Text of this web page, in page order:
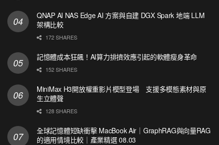
QNAP AI NAS Edge AI 方案與自建 DGX Spark 地端 LLM
架構比較
172 SHARES
記憶體成本狂飆！AI算力排擠效應引起的軟體瘦身革命
152 SHARES
MiniMax H3開放權重影片模型登場 支援多模態素材與原
生立體聲
128 SHARES
全球記憶體短缺衝擊 MacBook Air｜GraphRAG與向量RAG
的適用情境比較｜產業精選 08.03